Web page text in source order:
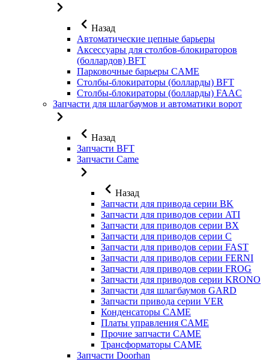
Назад
Автоматические цепные барьеры
Аксессуары для столбов-блокираторов
(боллардов) BFT
Парковочные барьеры CAME
Столбы-блокираторы (болларды) BFT
Столбы-блокираторы (болларды) FAAC
Запчасти для шлагбаумов и автоматики ворот
Назад
Запчасти BFT
Запчасти Came
Назад
Запчасти для привода серии BK
Запчасти для приводов серии ATI
Запчасти для приводов серии BX
Запчасти для приводов серии C
Запчасти для приводов серии FAST
Запчасти для приводов серии FERNI
Запчасти для приводов серии FROG
Запчасти для приводов серии KRONO
Запчасти для шлагбаумов GARD
Запчасти привода серии VER
Конденсаторы CAME
Платы управления CAME
Прочие запчасти CAME
Трансформаторы CAME
Запчасти Doorhan